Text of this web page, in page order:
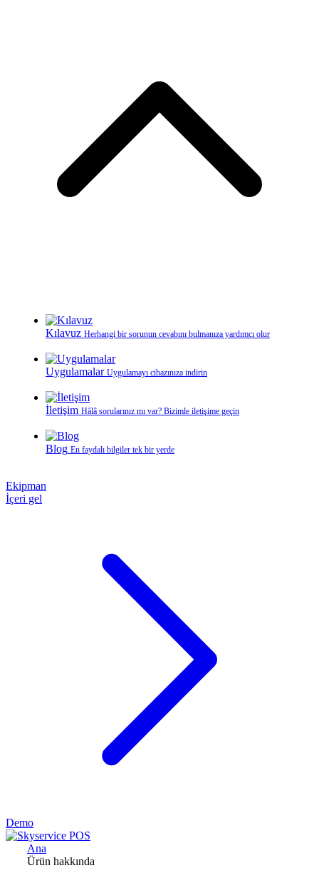
Kılavuz Herhangi bir sorunun cevabını bulmanıza yardımcı olur
Uygulamalar Uygulamayı cihazınıza indirin
İletişim Hâlâ sorularınız mı var? Bizimle iletişime geçin
Blog En faydalı bilgiler tek bir yerde
Ekipman
İçeri gel
Demo
Ana
Ürün hakkında